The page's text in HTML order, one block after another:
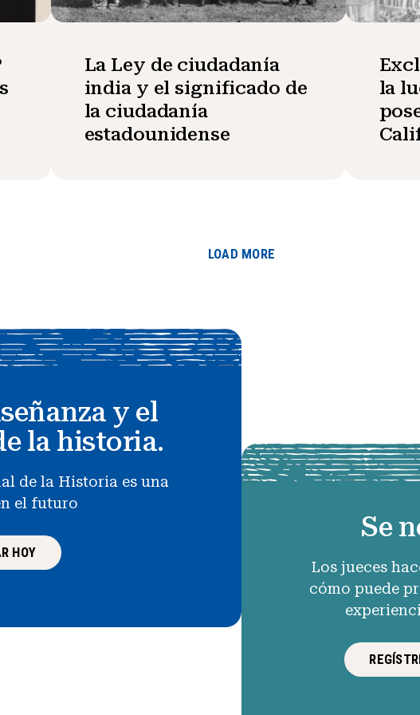
La Ley de ciudadanía
india y el significado de
la ciudadanía
estadounidense
la
LOAD MORE
y el
la historia.
de la Historia es una
el futuro
HOY
Se
Los jueces
cómo puede